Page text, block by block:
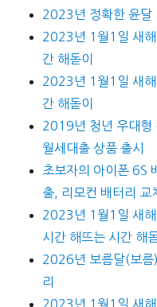
2023년 정확한 윤달
2023년 1월1일 새해
간 해돋이
2023년 1월1일 새해
간 해돋이
2019년 청년 우대형
월세대출 상품 출시
초보자의 아이폰 6S
출, 리모컨 배터리 교
2023년 1월1일 새해
시간 해뜨는 시간 해
2026년 보름달(보름
리
2023년 1월1일 새해